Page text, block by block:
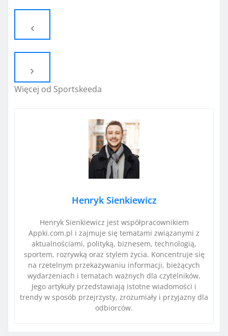
Więcej od Sportskeeda
Henryk Sienkiewicz
Henryk Sienkiewicz jest współpracownikiem
Appki.com.pl i zajmuje się tematami związanymi z
aktualnościami, polityką, biznesem, technologią,
sportem, rozrywką oraz stylem życia. Koncentruje się
na rzetelnym przekazywaniu informacji, bieżących
wydarzeniach i tematach ważnych dla czytelników.
Jego artykuły przedstawiają istotne wiadomości i
trendy w sposób przejrzysty, zrozumiały i przyjazny dla
odbiorców.